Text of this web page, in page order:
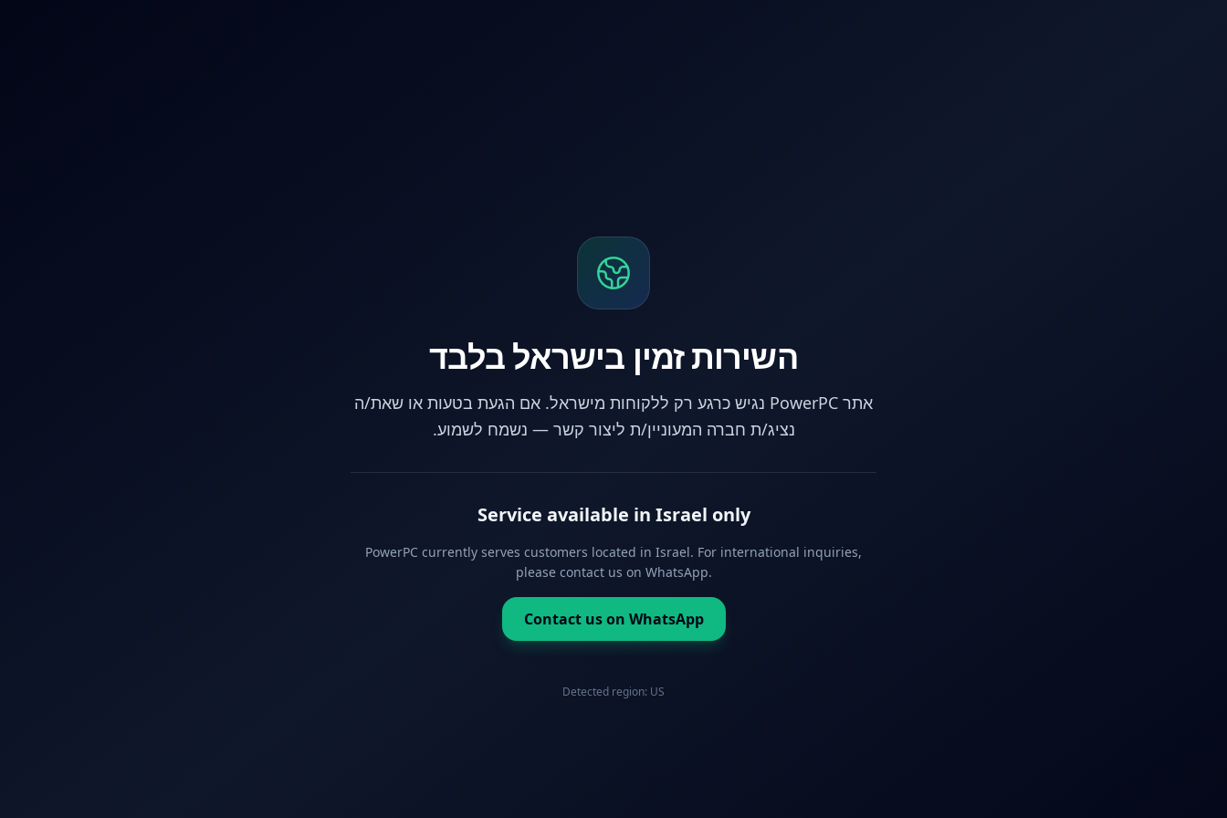
השירות זמין בישראל בלבד
אתר PowerPC נגיש כרגע רק ללקוחות מישראל. אם הגעת בטעות או שאת/ה
נציג/ת חברה המעוניין/ת ליצור קשר — נשמח לשמוע.
Service available in Israel only
PowerPC currently serves customers located in Israel. For international inquiries,
please contact us on WhatsApp.
Contact us on WhatsApp
Detected region: US